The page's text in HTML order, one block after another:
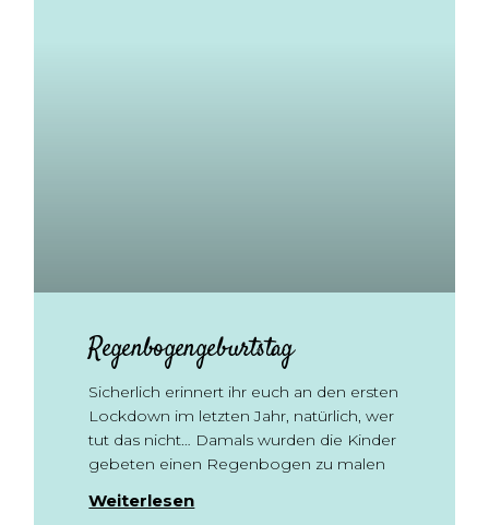
Regenbogengeburtstag
Sicherlich erinnert ihr euch an den ersten
Lockdown im letzten Jahr, natürlich, wer
tut das nicht… Damals wurden die Kinder
gebeten einen Regenbogen zu malen
Weiterlesen